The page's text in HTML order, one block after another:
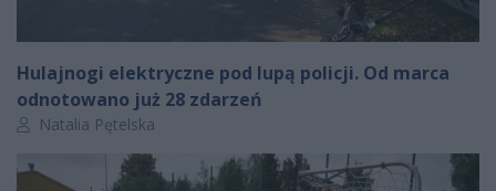
Hulajnogi elektryczne pod lupą policji. Od marca
odnotowano już 28 zdarzeń
Autor artykułu:
Natalia Pętelska